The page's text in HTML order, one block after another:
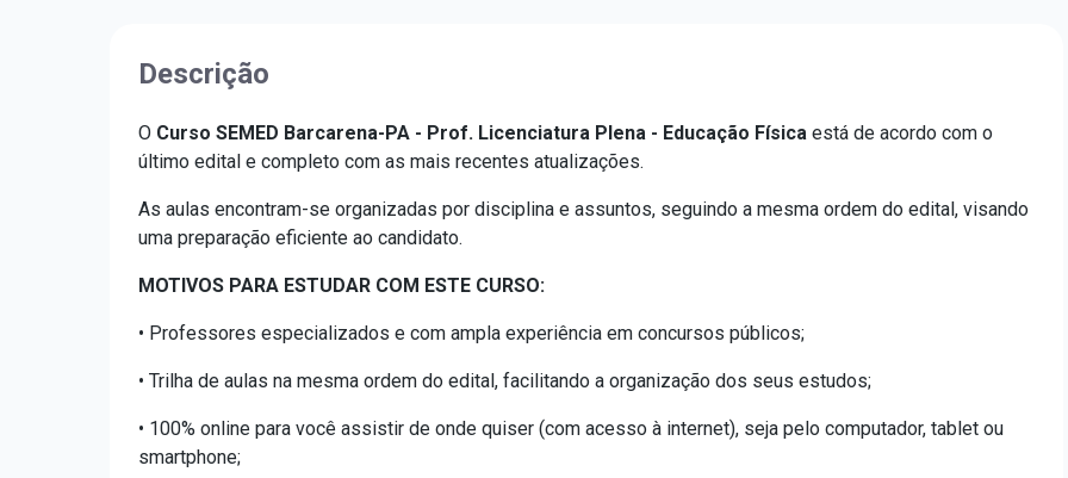
Descrição
O Curso SEMED Barcarena-PA - Prof. Licenciatura Plena - Educação Física está de acordo com o
último edital e completo com as mais recentes atualizações.
As aulas encontram-se organizadas por disciplina e assuntos, seguindo a mesma ordem do edital, visando
uma preparação eficiente ao candidato.
MOTIVOS PARA ESTUDAR COM ESTE CURSO:
• Professores especializados e com ampla experiência em concursos públicos;
• Trilha de aulas na mesma ordem do edital, facilitando a organização dos seus estudos;
• 100% online para você assistir de onde quiser (com acesso à internet), seja pelo computador, tablet ou
smartphone;